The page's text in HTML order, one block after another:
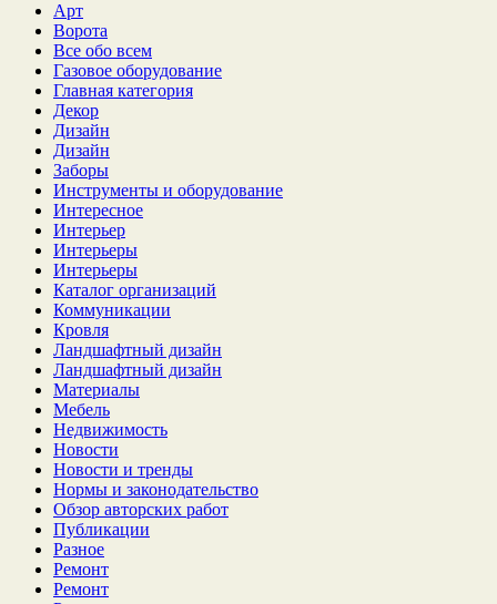
Арт
Ворота
Все обо всем
Газовое оборудование
Главная категория
Декор
Дизайн
Дизайн
Заборы
Инструменты и оборудование
Интересное
Интерьер
Интерьеры
Интерьеры
Каталог организаций
Коммуникации
Кровля
Ландшафтный дизайн
Ландшафтный дизайн
Материалы
Мебель
Недвижимость
Новости
Новости и тренды
Нормы и законодательство
Обзор авторских работ
Публикации
Разное
Ремонт
Ремонт